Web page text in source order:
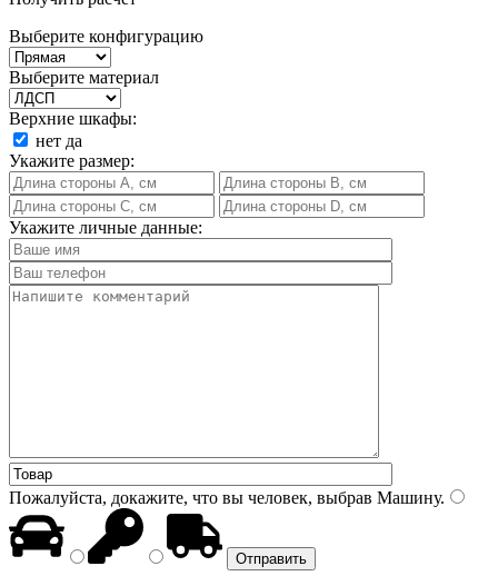
Выберите конфигурацию
Выберите материал
Верхние шкафы:
нет да
Укажите размер:
Укажите личные данные:
Пожалуйста, докажите, что вы человек, выбрав Машину.